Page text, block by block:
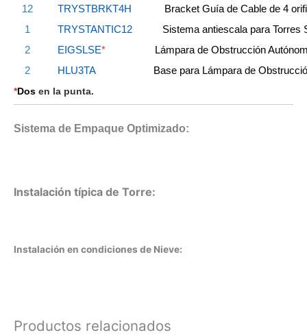
12 TRYSTBRKT4H
Bracket Guía de Cable de 4
1 TRYSTANTIC12
Sistema antiescala para Torres
2
EIGSLSE*
Lámpara de Obstrucción
2
HLU3TA
Base para Lámpara de
*Dos en la punta.
Sistema de Empaque Optimizado:
Instalación típica de Torre:
Instalación en condiciones de Nieve:
Productos relacionados